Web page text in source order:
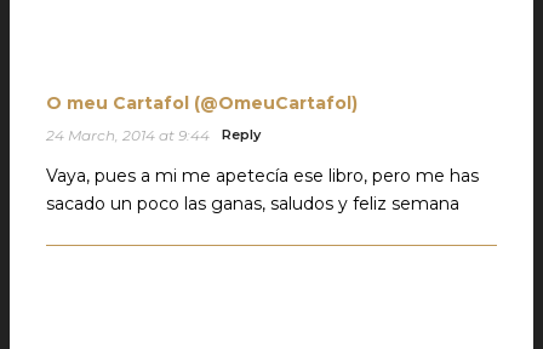
O meu Cartafol (@OmeuCartafol)
24 March, 2014 at 9:44 Reply
Vaya, pues a mi me apetecía ese libro, pero me has
sacado un poco las ganas, saludos y feliz semana